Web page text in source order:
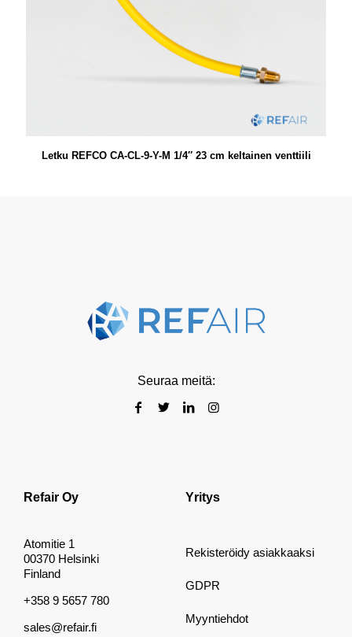
Letku REFCO CA-CL-9-Y-M 1/4″ 23 cm keltainen venttiili
Seuraa meitä:
Refair Oy
Atomitie 1
00370 Helsinki
Finland
+358 9 5657 780
sales@refair.fi
Yritys
Rekisteröidy asiakkaaksi
GDPR
Myyntiehdot